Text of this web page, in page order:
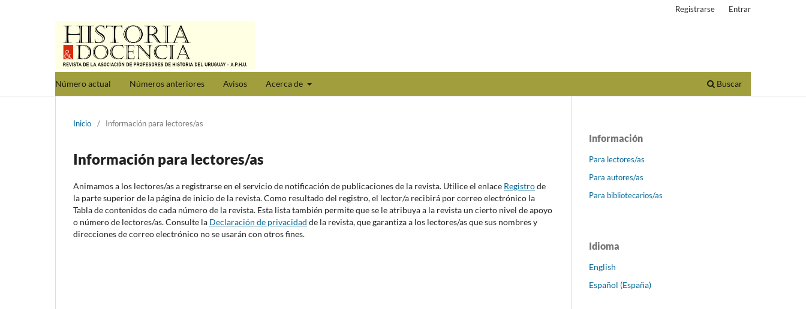
Número actual Números anteriores Avisos Acerca de Buscar
Registrarse Entrar
Inicio / Información para lectores/as
Información para lectores/as
Animamos a los lectores/as a registrarse en el servicio de notificación de publicaciones de la revista. Utilice el enlace Registrode
la parte superior de la página de inicio de la revista. Como resultado del registro, el lector/a recibirá por correo electrónico la
Tabla de contenidos de cada número de la revista. Esta lista también permite que se le atribuya a la revista un cierto nivel de apoyo
o número de lectores/as. Consulte la Declaración de privacidad de la revista, que garantiza a los lectores/as que sus nombres y
direcciones de correo electrónico no se usarán con otros fines.
Información
Para lectores/as
Para autores/as
Para bibliotecarios/as
Idioma
English
Español (España)